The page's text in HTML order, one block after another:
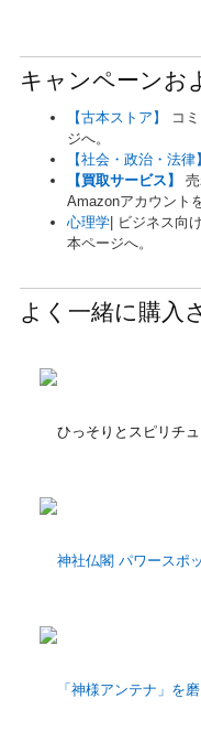
キャンペーンお
【古本ストア】
コ
ジへ。
【社会・政治・法律】
【買取サービス】
Amazonアカウント
心理学| ビジネス向
本ページへ。
よく一緒に購入